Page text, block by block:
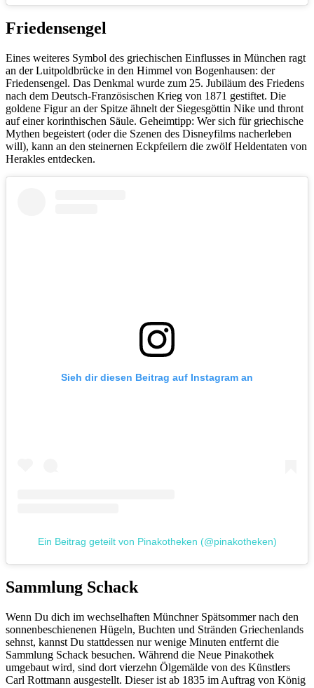
Friedensengel
Eines weiteres Symbol des griechischen Einflusses in München ragt
an der Luitpoldbrücke in den Himmel von Bogenhausen: der
Friedensengel. Das Denkmal wurde zum 25. Jubiläum des Friedens
nach dem Deutsch-Französischen Krieg von 1871 gestiftet. Die
goldene Figur an der Spitze ähnelt der Siegesgöttin Nike und thront
auf einer korinthischen Säule. Geheimtipp: Wer sich für griechische
Mythen begeistert (oder die Szenen des Disneyfilms nacherleben
will), kann an den steinernen Eckpfeilern die zwölf Heldentaten von
Herakles entdecken.
Sieh dir diesen Beitrag auf Instagram an
Ein Beitrag geteilt von Pinakotheken (@pinakotheken)
Sammlung Schack
Wenn Du dich im wechselhaften Münchner Spätsommer nach den
sonnenbeschienenen Hügeln, Buchten und Stränden Griechenlands
sehnst, kannst Du stattdessen nur wenige Minuten entfernt die
Sammlung Schack besuchen. Während die Neue Pinakothek
umgebaut wird, sind dort vierzehn Ölgemälde von des Künstlers
Carl Rottmann ausgestellt. Dieser ist ab 1835 im Auftrag von König